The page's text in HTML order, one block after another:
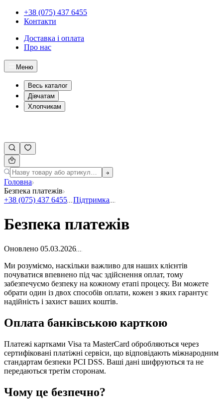
+38 (075) 437 6455
Контакти
Доставка і оплата
Про нас
Меню
Весь каталог
Дівчатам
Хлопчикам
Головна
Безпека платежів
+38 (075) 437 6455
Підтримка
Безпека платежів
Оновлено 05.03.2026
Ми розуміємо, наскільки важливо для наших клієнтів
почуватися впевнено під час здійснення оплат, тому
забезпечуємо безпеку на кожному етапі процесу. Ви можете
обрати один із двох способів оплати, кожен з яких гарантує
надійність і захист ваших коштів.
Оплата банківською карткою
Платежі картками Visa та MasterCard обробляються через
сертифіковані платіжні сервіси, що відповідають міжнародним
стандартам безпеки PCI DSS. Ваші дані шифруються та не
передаються третім сторонам.
Чому це безпечно?